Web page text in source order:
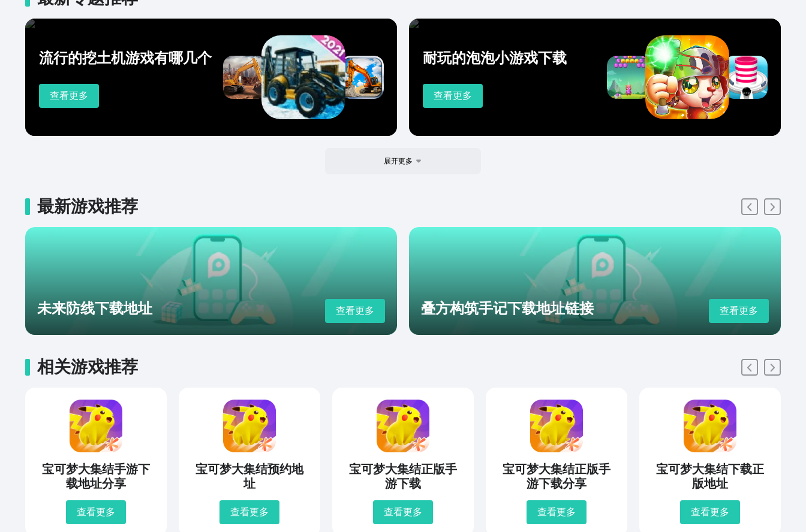
流行的挖土机游戏有哪几个
查看更多
耐玩的泡泡小游戏下载
查看更多
展开更多
最新游戏推荐
未来防线下载地址 查看更多 叠方构筑手记下载地址链接 查看更多
相关游戏推荐
宝可梦大集结手游下
载地址分享
查看更多
宝可梦大集结预约地
址
查看更多
宝可梦大集结正版手
游下载
查看更多
宝可梦大集结正版手
游下载分享
查看更多
宝可梦大集结下载正
版地址
查看更多